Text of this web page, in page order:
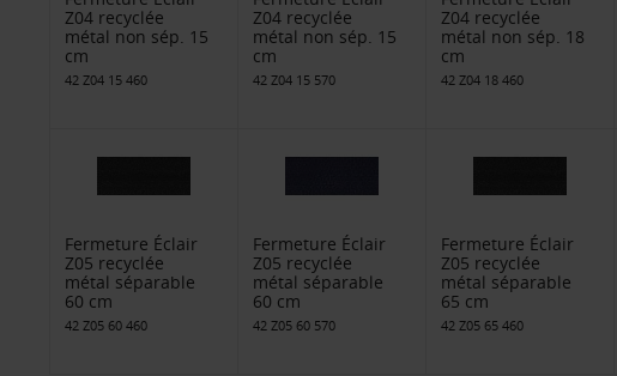
Z04 recyclée
métal non sép. 15
cm
42 Z04 15 460
Z04 recyclée
métal non sép. 15
cm
42 Z04 15 570
Z04 recyclée
métal non sép. 18
cm
42 Z04 18 460
Fermeture Éclair
Z05 recyclée
métal séparable
60 cm
42 Z05 60 460
Fermeture Éclair
Z05 recyclée
métal séparable
60 cm
42 Z05 60 570
Fermeture Éclair
Z05 recyclée
métal séparable
65 cm
42 Z05 65 460